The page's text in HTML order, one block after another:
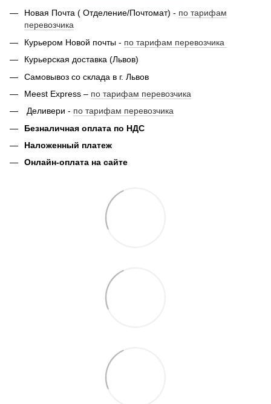
Новая Почта ( Отделение/Почтомат) - по тарифам
перевозчика
Курьером Новой почты - по тарифам перевозчика
Курьерская доставка (Львов)
Самовывоз со склада в г. Львов
Meest Express – по тарифам перевозчика
Деливери - по тарифам перевозчика
Безналичная оплата по НДС
Наложенный платеж
Онлайн-оплата на сайте